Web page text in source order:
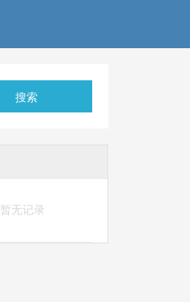
搜索
暂无记录